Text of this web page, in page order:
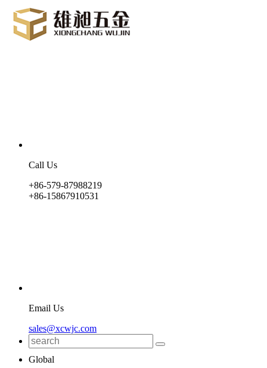
Call Us
+86-579-87988219
+86-15867910531
Email Us
sales@xcwjc.com
Global